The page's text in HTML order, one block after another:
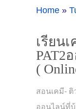
Home »
เรียน
PAT2
(
สอนเคมี- ติ
ออนไลน์ที่บ้